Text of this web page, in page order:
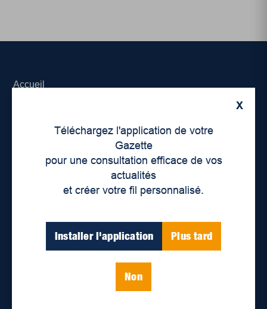
X
Téléchargez l'application de votre
Gazette
pour une consultation efficace de vos
actualités
et créer votre fil personnalisé.
Installer l'application Plus tard
Non
Accueil
Déontologie et confidentialité